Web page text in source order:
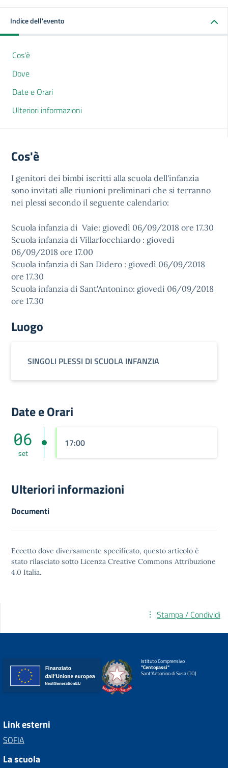
Indice dell'evento
Cos'è
Dove
Date e Orari
Ulteriori informazioni
Cos'è
I genitori dei bimbi iscritti alla scuola dell'infanzia
sono invitati alle riunioni preliminari che si terranno
nei plessi secondo il seguente calendario:
Scuola infanzia di Vaie: giovedì 06/09/2018 ore 17.30
Scuola infanzia di Villarfocchiardo : giovedì
06/09/2018 ore 17.00
Scuola infanzia di San Didero : giovedì 06/09/2018
ore 17.30
Scuola infanzia di Sant'Antonino: giovedì 06/09/2018
ore 17.30
Luogo
SINGOLI PLESSI DI SCUOLA INFANZIA
Date e Orari
06
set
17:00
Ulteriori informazioni
Documenti
Eccetto dove diversamente specificato, questo articolo è
stato rilasciato sotto Licenza Creative Commons Attribuzione
4.0 Italia.
Stampa / Condividi
Istituto Comprensivo
"Centopassi"
Sant'Antonino di Susa (TO)
Link esterni
SOFIA
La scuola